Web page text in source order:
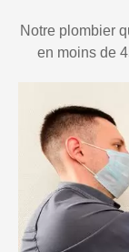
Notre plombier
en moins de